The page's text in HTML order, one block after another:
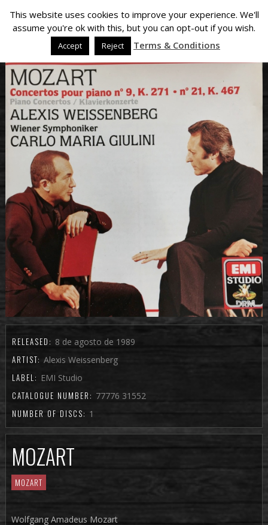
RELEASED: 8 de agosto de 1989
ARTIST: Alexis Weissenberg
LABEL: EMI Studio
CATALOGUE NUMBER: 77776 31552
NUMBER OF DISCS: 1
MOZART
MOZART
Wolfgang Amadeus Mozart
This website uses cookies to improve your experience. We'll
assume you're ok with this, but you can opt-out if you wish.
Accept Reject Terms & Conditions